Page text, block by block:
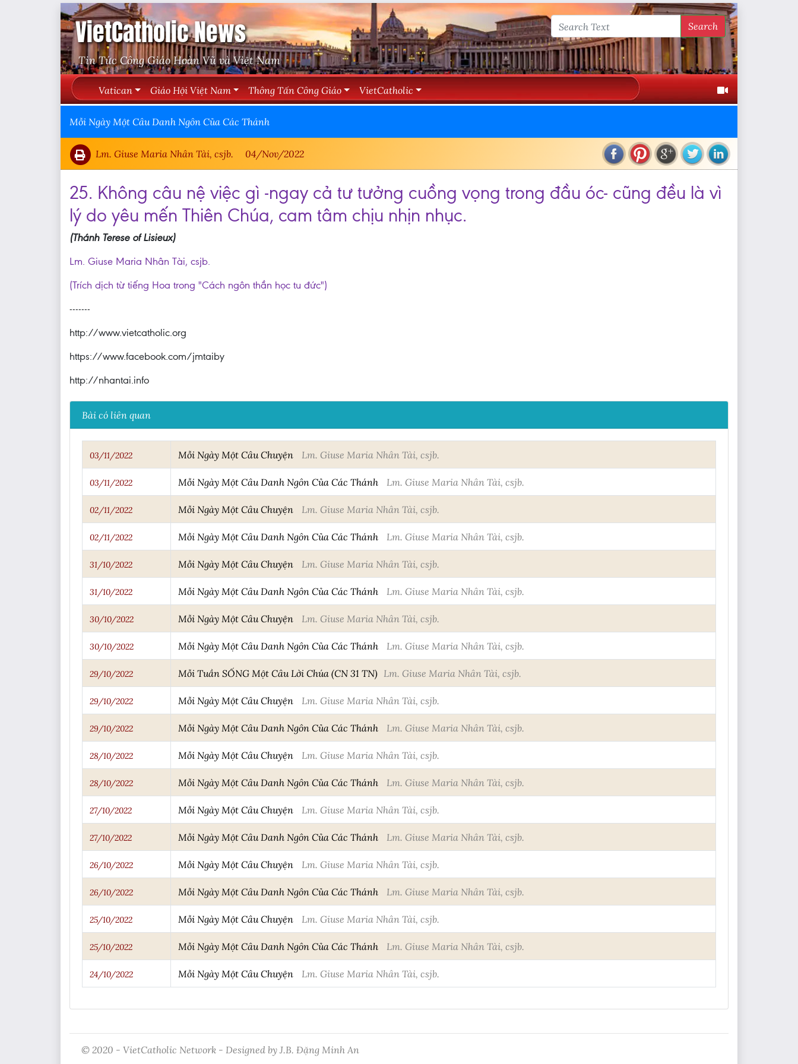
VietCatholic News
Tin Tức Công Giáo Hoàn Vũ và Việt Nam
Search
Vatican Giáo Hội Việt Nam Thông Tấn Công Giáo VietCatholic
Mỗi Ngày Một Câu Danh Ngôn Của Các Thánh
Lm. Giuse Maria Nhân Tài, csjb. 04/Nov/2022
25. Không câu nệ việc gì -ngay cả tư tưởng cuồng vọng trong đầu óc- cũng đều là vì
lý do yêu mến Thiên Chúa, cam tâm chịu nhịn nhục.
(Thánh Terese of Lisieux)
Lm. Giuse Maria Nhân Tài, csjb.
(Trích dịch từ tiếng Hoa trong "Cách ngôn thần học tu đức")
-------
http://www.vietcatholic.org
https://www.facebook.com/jmtaiby
http://nhantai.info
Bài có liên quan
03/11/2022 Mỗi Ngày Một Câu Chuyện Lm. Giuse Maria Nhân Tài, csjb.
03/11/2022 Mỗi Ngày Một Câu Danh Ngôn Của Các Thánh Lm. Giuse Maria Nhân Tài, csjb.
02/11/2022 Mỗi Ngày Một Câu Chuyện Lm. Giuse Maria Nhân Tài, csjb.
02/11/2022 Mỗi Ngày Một Câu Danh Ngôn Của Các Thánh Lm. Giuse Maria Nhân Tài, csjb.
31/10/2022 Mỗi Ngày Một Câu Chuyện Lm. Giuse Maria Nhân Tài, csjb.
31/10/2022 Mỗi Ngày Một Câu Danh Ngôn Của Các Thánh Lm. Giuse Maria Nhân Tài, csjb.
30/10/2022 Mỗi Ngày Một Câu Chuyện Lm. Giuse Maria Nhân Tài, csjb.
30/10/2022 Mỗi Ngày Một Câu Danh Ngôn Của Các Thánh Lm. Giuse Maria Nhân Tài, csjb.
29/10/2022 Mỗi Tuần SỐNG Một Câu Lời Chúa (CN 31 TN) Lm. Giuse Maria Nhân Tài, csjb.
29/10/2022 Mỗi Ngày Một Câu Chuyện Lm. Giuse Maria Nhân Tài, csjb.
29/10/2022 Mỗi Ngày Một Câu Danh Ngôn Của Các Thánh Lm. Giuse Maria Nhân Tài, csjb.
28/10/2022 Mỗi Ngày Một Câu Chuyện Lm. Giuse Maria Nhân Tài, csjb.
28/10/2022 Mỗi Ngày Một Câu Danh Ngôn Của Các Thánh Lm. Giuse Maria Nhân Tài, csjb.
27/10/2022 Mỗi Ngày Một Câu Chuyện Lm. Giuse Maria Nhân Tài, csjb.
27/10/2022 Mỗi Ngày Một Câu Danh Ngôn Của Các Thánh Lm. Giuse Maria Nhân Tài, csjb.
26/10/2022 Mỗi Ngày Một Câu Chuyện Lm. Giuse Maria Nhân Tài, csjb.
26/10/2022 Mỗi Ngày Một Câu Danh Ngôn Của Các Thánh Lm. Giuse Maria Nhân Tài, csjb.
25/10/2022 Mỗi Ngày Một Câu Chuyện Lm. Giuse Maria Nhân Tài, csjb.
25/10/2022 Mỗi Ngày Một Câu Danh Ngôn Của Các Thánh Lm. Giuse Maria Nhân Tài, csjb.
24/10/2022 Mỗi Ngày Một Câu Chuyện Lm. Giuse Maria Nhân Tài, csjb.
© 2020 - VietCatholic Network - Designed by J.B. Đặng Minh An